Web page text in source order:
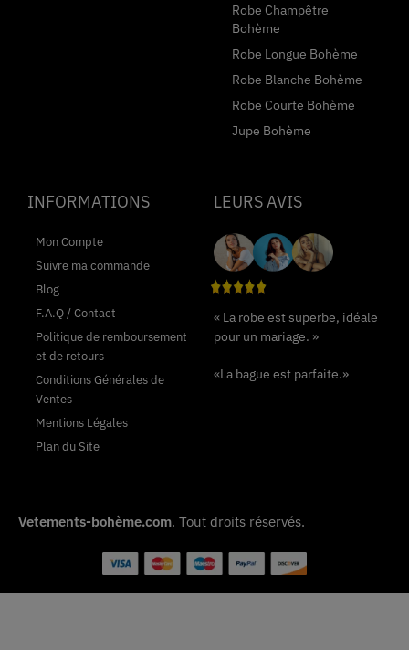
Robe Champêtre
Bohème
Robe Longue Bohème
Robe Blanche Bohème
Robe Courte Bohème
Jupe Bohème
INFORMATIONS
Mon Compte
Suivre ma commande
Blog
F.A.Q / Contact
Politique de remboursement
et de retours
Conditions Générales de
Ventes
Mentions Légales
Plan du Site
LEURS AVIS
« La robe est superbe, idéale
pour un mariage. »
«La bague est parfaite.»
Vetements-bohème.com. Tout droits réservés.